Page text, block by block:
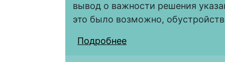
вывод о важности решения
это было возможно,
Подробнее